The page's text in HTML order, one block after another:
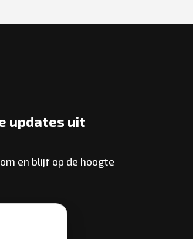
updates uit
en blijf op de hoogte